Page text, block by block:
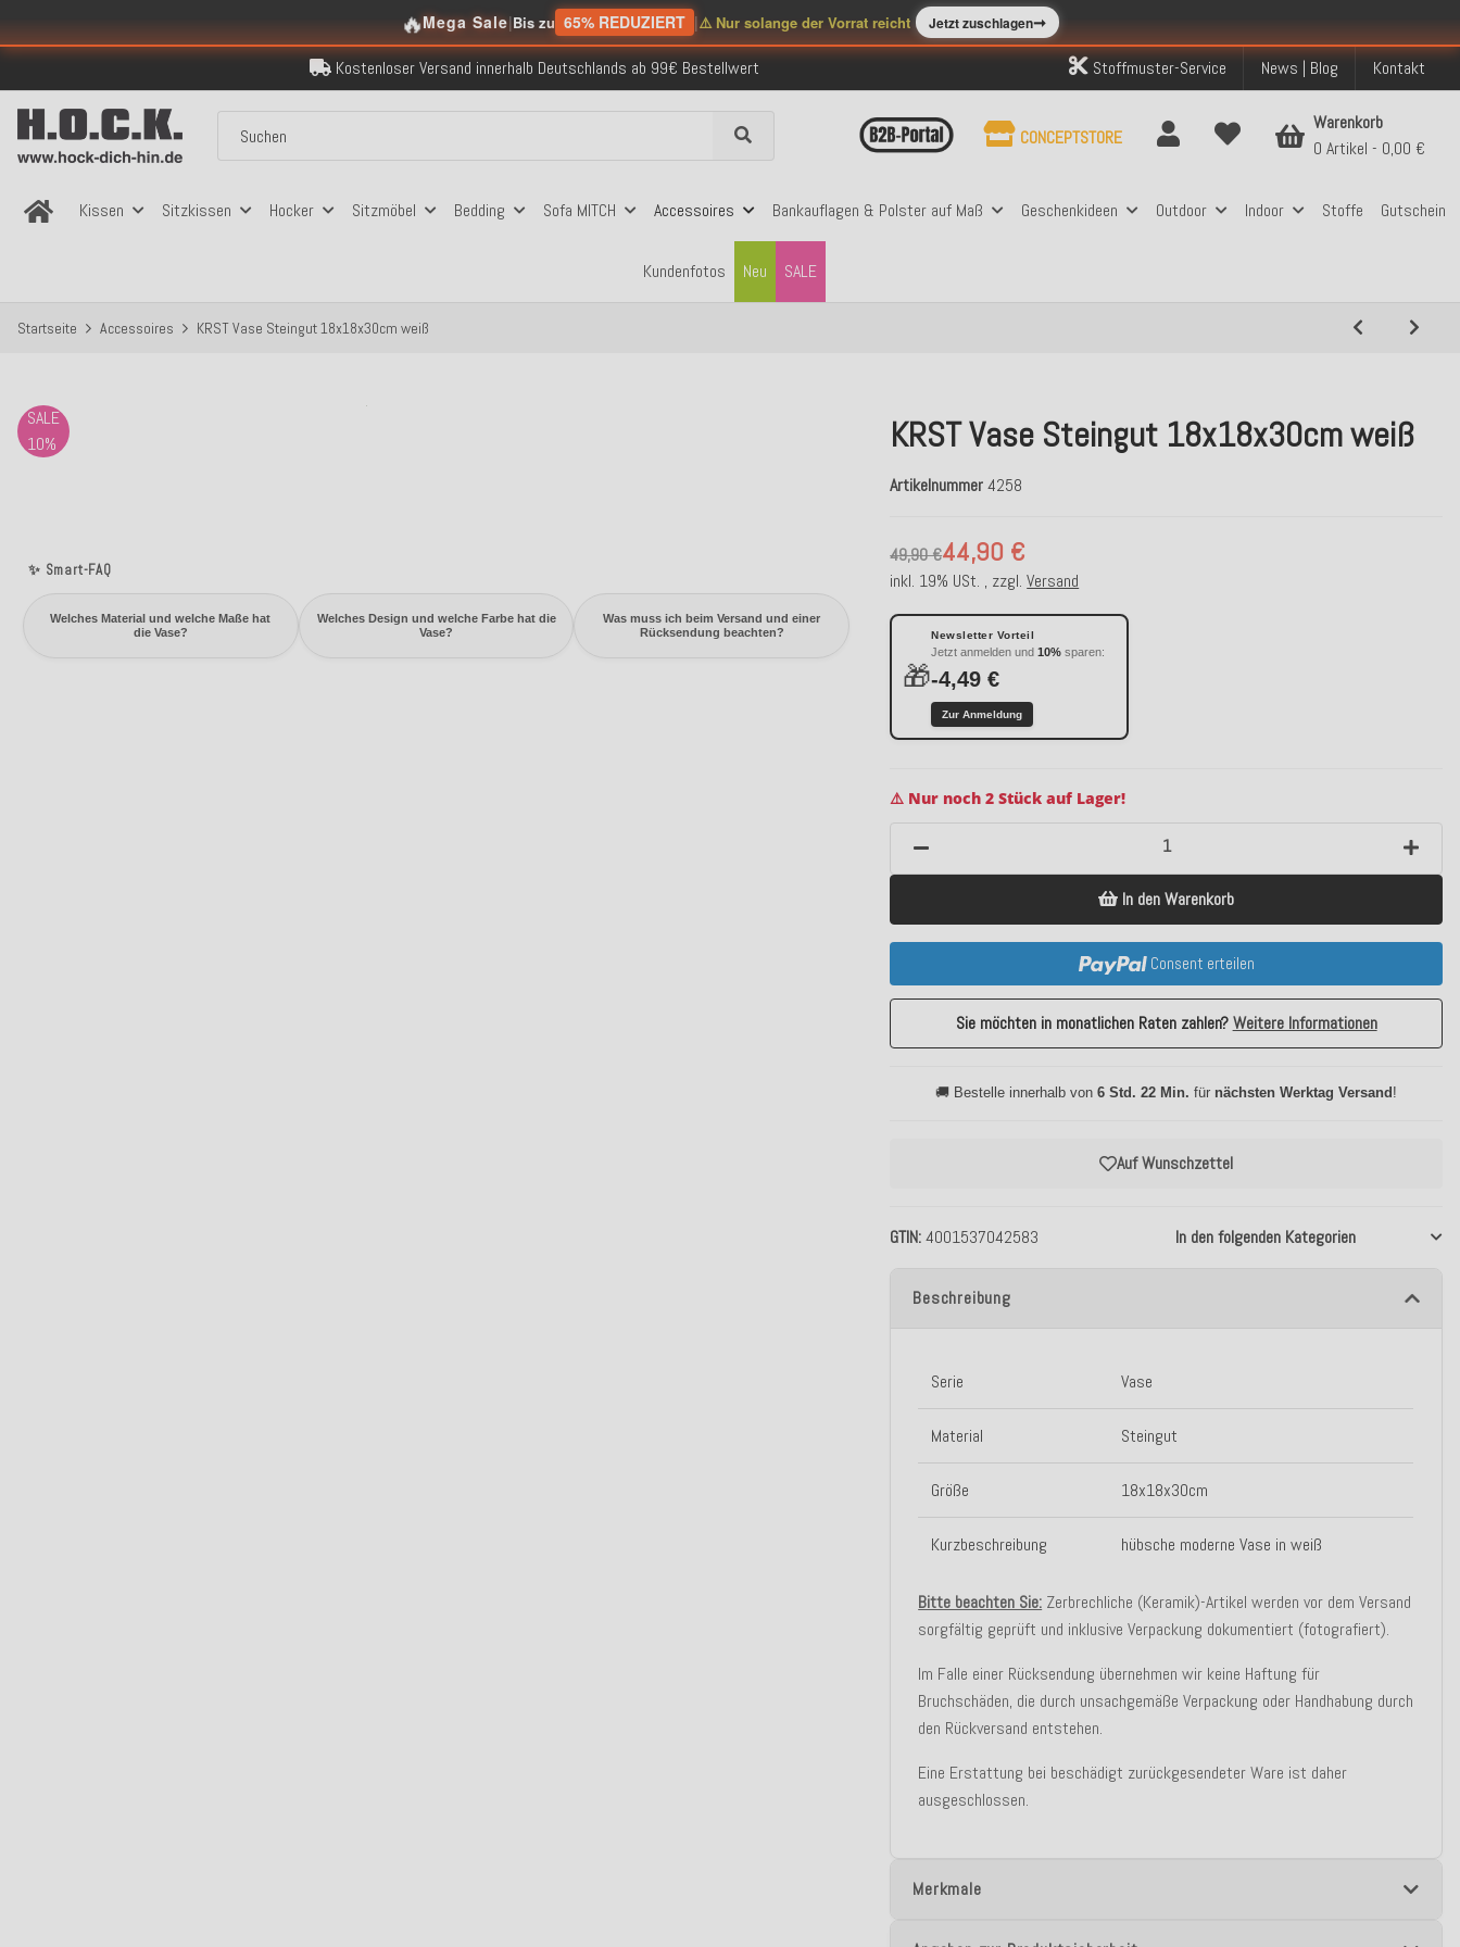
🔥Mega Sale|Bis zu 65% REDUZIERT |⚠️ Nur solange der Vorrat reicht Jetzt zuschlagen➞
Sicher bezahlen mit Klarna, PayPal & Amazon Pay
Kostenloser Versand innerhalb Deutschlands ab 99€ Bestellwert
Über 120.000 erfolgreich versendete Bestellungen
Kostenloser Versand innerhalb Deutschlands ab 99€ Bestellwert
Stoffmuster-Service News | Blog Kontakt
Kissen Sitzkissen Hocker Sitzmöbel Bedding Sofa MITCH Accessoires Bankauflagen & Polster auf Maß Geschenkideen Outdoor Indoor Stoffe Gutschein
Kundenfotos SALE
Neu
CONCEPTSTORE
Warenkorb
0 Artikel
0,00 €
Startseite Accessoires KRST Vase Steingut 18x18x30cm weiß
SALE
10%
✨ Smart-FAQ
Welches Material und welche Maße hat
die Vase?
Welches Design und welche Farbe hat die
Vase?
Was muss ich beim Versand und einer
Rücksendung beachten?
KRST Vase Steingut 18x18x30cm weiß
Artikelnummer4258
GTIN 4001537042583 In den folgenden Kategorien
44,90 €
49,90 €
inkl. 19% USt. , zzgl.Versand
🎁
Newsletter Vorteil
Jetzt anmelden und10% sparen:
-4,49 €
Zur Anmeldung
Auf Wunschzettel
⚠️ Nur noch 2 Stück auf Lager!
In den Warenkorb
Consent erteilen
Sie möchten in monatlichen Raten zahlen?Weitere Informationen
🚚 Bestelle innerhalb von6 Std. 22 Min. für nächsten Werktag Versand !
Beschreibung
Serie Vase
Material Steingut
Größe 18x18x30cm
Kurzbeschreibung hübsche moderne Vase in weiß
Bitte beachten Sie: Zerbrechliche (Keramik)-Artikel werden vor dem Versand
sorgfältig geprüft und inklusive Verpackung dokumentiert (fotografiert).
Im Falle einer Rücksendung übernehmen wir keine Haftung für
Bruchschäden, die durch unsachgemäße Verpackung oder Handhabung durch
den Rückversand entstehen.
Eine Erstattung bei beschädigt zurückgesendeter Ware ist daher
ausgeschlossen.
Merkmale